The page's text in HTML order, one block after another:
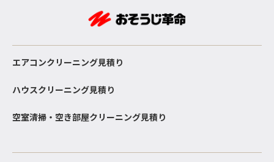
エアコンクリーニング見積り
ハウスクリーニング見積り
空室清掃・空き部屋クリーニング見積り